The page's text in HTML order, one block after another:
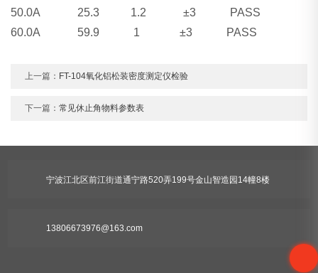
50.0A 25.3 1.2 ±3 PASS
60.0A 59.9 1 ±3 PASS
上一篇： FT-104氧化铝松装密度测定仪检验
下一篇：常见休止角物料参数表
宁波江北区前江街道通宁路520弄199号金山智造园14幢8楼
13806673976@163.com